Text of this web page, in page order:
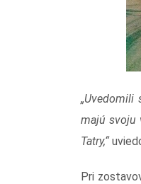
majú svoju
Tatry,“
Pri